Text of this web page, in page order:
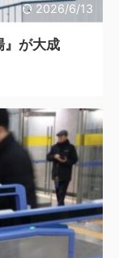
2026/6/13
』が大成